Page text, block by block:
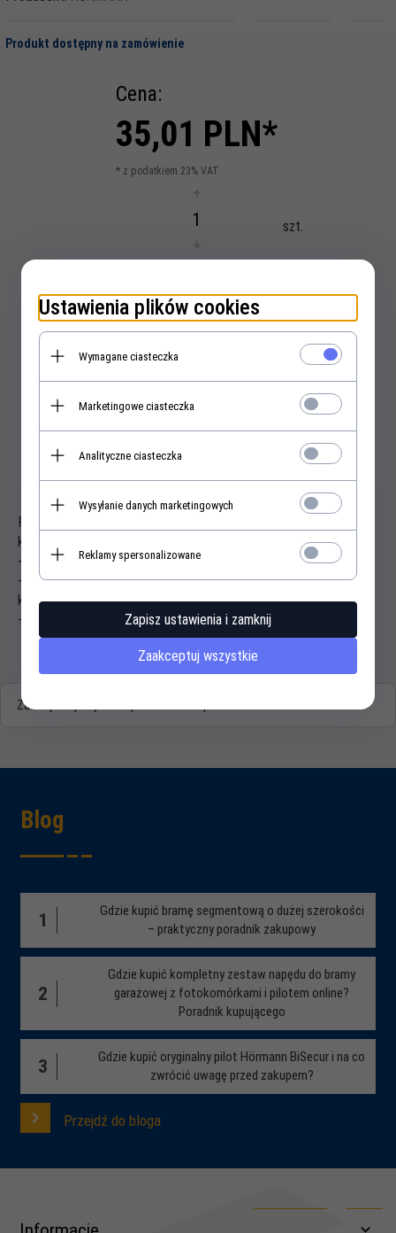
Produkt dostępny na zamówienie
Cena:
35,01 PLN*
* z podatkiem 23% VAT
szt.
KUP TERAZ!
Opis produktu
Przewód przyłaczeniowy, 6-żyłowy, do sterownika na klucz,
kodowanego lub transpondera, tylko 24 V:
- jednostronnie izolowany
- przewód zasilajacy do sterowników wewnątrznych i
kodowanych
- nadaje się do przesyłania impulsu do wszystkich sterowników
Zasoby dotyczące bezpieczeństwa i produktów
Blog
1
Gdzie kupić bramę segmentową o dużej szerokości
– praktyczny poradnik zakupowy
2
Gdzie kupić kompletny zestaw napędu do bramy
garażowej z fotokomórkami i pilotem online?
Poradnik kupującego
3
Gdzie kupić oryginalny pilot Hörmann BiSecur i na co
zwrócić uwagę przed zakupem?
Przejdź do bloga
Ustawienia plików cookies
Wymagane ciasteczka
Marketingowe ciasteczka
Analityczne ciasteczka
Wysyłanie danych marketingowych
Reklamy spersonalizowane
Zapisz ustawienia i zamknij
Zaakceptuj wszystkie